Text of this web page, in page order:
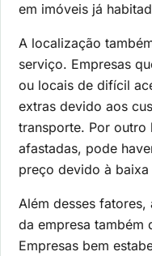
em imóveis já
A localização
serviço. Empresas
ou locais de difícil
extras devido aos
transporte. Por outro
afastadas, pode
preço devido à baixa
Além desses
da empresa também
Empresas bem